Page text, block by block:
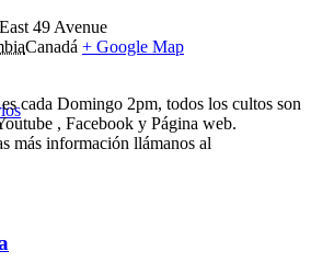
49 Avenue
Canadá + Google Map
cada Domingo 2pm, todos los cultos son
, Facebook y Página web.
más información llámanos al